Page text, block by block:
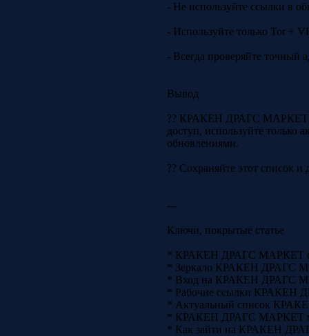
- Не используйте ссылки в
- Используйте только Tor +
- Всегда проверяйте точный
Вывод
?? КРАКЕН ДРАГС МАРКЕТ —
доступ, используйте только
обновлениями.
?? Сохраняйте этот список и
---
Ключи, покрытые статье
* КРАКЕН ДРАГС МАРКЕТ
* Зеркало КРАКЕН ДРАГС
* Вход на КРАКЕН ДРАГС
* Рабочие ссылки КРАКЕН
* Актуальный список
* КРАКЕН ДРАГС МАРКЕТ
* Как зайти на КРАКЕН